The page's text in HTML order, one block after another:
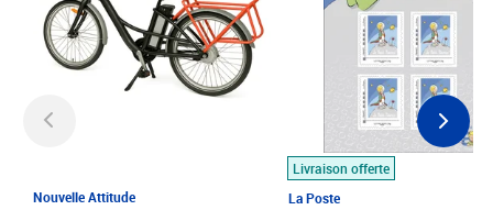
Nouvelle Attitude
Livraison offerte
La Poste